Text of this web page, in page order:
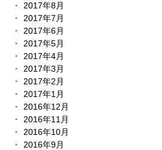
2017年8月
2017年7月
2017年6月
2017年5月
2017年4月
2017年3月
2017年2月
2017年1月
2016年12月
2016年11月
2016年10月
2016年9月